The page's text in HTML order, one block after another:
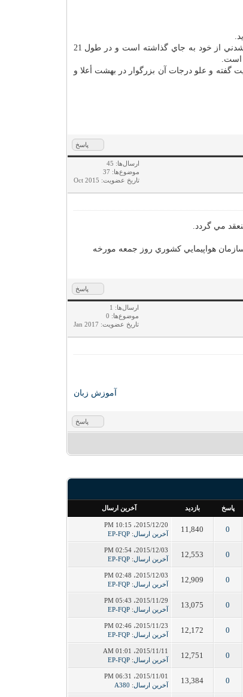
وي به عنوان خدمتگزار صنعت حمل و نقل هوايي، منشأ خدمات ارزشمند و خالصانه بوده و با روحيه‌ي تلاشگر خود، يادهاي گرامي و فراموش‌نشدني از خود به جاي گذاشته است و در طول 21
است.
گفته و علو درجات آن بزرگوار در بهشت أعلا و
پاسخ
ارسال‌ها: 45
موضوع‌ها: 37
تاریخ عضویت: Oct 2015
مي گردد.
هواپيمايي كشوري روز جمعه مورخه
پاسخ
ارسال‌ها: 1
موضوع‌ها: 0
تاریخ عضویت: Jan 2017
آموزش زبان
پاسخ
پاسخ بازدید آخرین ارسال
0
11,840
2015/12/20، 10:15 PM
آخرین ارسال:
EP-FQP
0
12,553
2015/12/03، 02:54 PM
آخرین ارسال:
EP-FQP
0
12,909
2015/12/03، 02:48 PM
آخرین ارسال:
EP-FQP
0
13,075
2015/11/29، 05:43 PM
آخرین ارسال:
EP-FQP
0
12,172
2015/11/23، 02:46 PM
آخرین ارسال:
EP-FQP
0
12,751
2015/11/11، 01:01 AM
آخرین ارسال:
EP-FQP
0
13,384
2015/11/01، 06:31 PM
آخرین ارسال:
A380